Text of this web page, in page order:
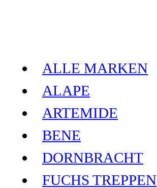
ALLE MARKEN
ALAPE
ARTEMIDE
BENE
DORNBRACHT
FUCHS TREPPEN